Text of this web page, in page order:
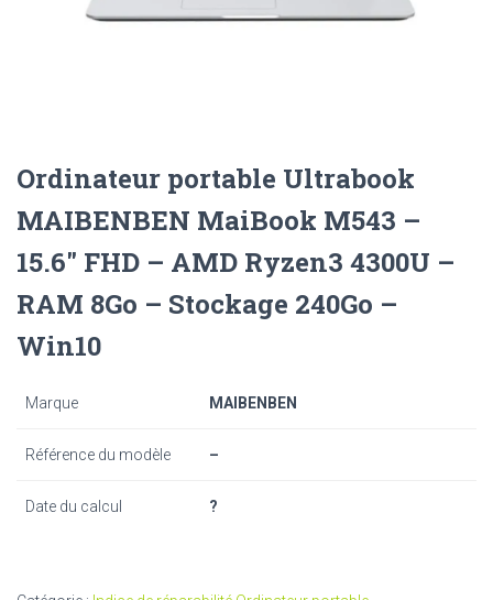
Ordinateur portable Ultrabook
MAIBENBEN MaiBook M543 –
15.6″ FHD – AMD Ryzen3 4300U –
RAM 8Go – Stockage 240Go –
Win10
Marque MAIBENBEN
Référence du modèle –
Date du calcul ?